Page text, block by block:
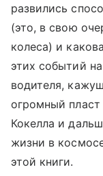
развились
(это, в свою
колеса) и
этих событий
водителя,
огромный пласт
Кокелла и
жизни в
этой книги.